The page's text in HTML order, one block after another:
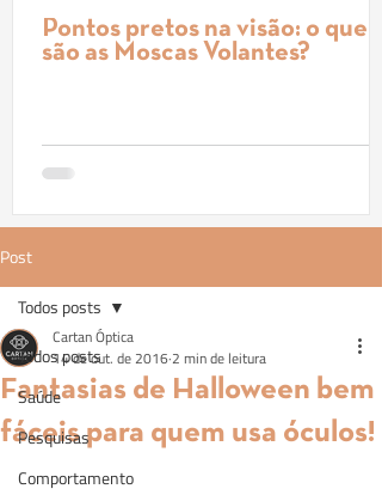
Pontos pretos na visão: o que
são as Moscas Volantes?
Post
Todos posts
Saúde
Pesquisas
Comportamento
Todos posts
Fantasias de Halloween bem
fáceis para quem usa óculos!
Cartan Óptica
14 de out. de 20162 min de leitura